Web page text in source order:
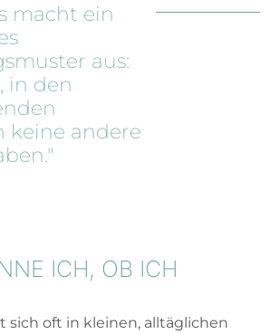
macht ein
aus:
in den
keine andere
ICH, OB ICH
sich oft in kleinen, alltäglichen